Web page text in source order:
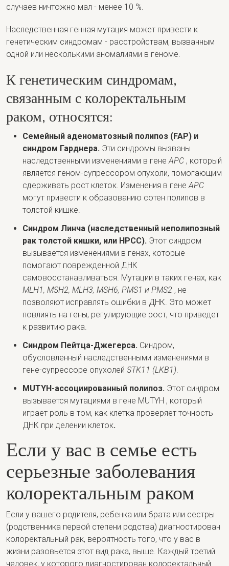
случаев ничтожно мал - менее 10 %.
Наследственная генная мутация может привести к
генетическим синдромам - расстройствам, вызванным
одной или несколькими аномалиями в геноме.
К генетическим синдромам,
связанным с колоректальным
раком, относятся:
Семейный аденоматозный полипоз (FAP) и
синдром Гарднера. Эти синдромы вызваны
наследственными изменениями в гене APC , который
является геном-супрессором опухоли, помогающим
сдерживать рост клеток. Изменения в гене APC
могут привести к образованию сотен полипов в
толстой кишке.
Синдром Линча (наследственный неполипозный
рак толстой кишки, или HPCC). Этот синдром
вызывается изменениями в генах, которые
помогают поврежденной ДНК
самовосстанавливаться. Мутации в таких генах, как
MLH1, MSH2, MLH3, MSH6, PMS1 и PMS2 , не
позволяют исправлять ошибки в ДНК. Это может
повлиять на гены, регулирующие рост, что приведет
к развитию рака.
Синдром Пейтца-Джегерса. Синдром,
обусловленный наследственными изменениями в
гене-супрессоре опухолей STK11 (LKB1).
MUTYH-ассоциированный полипоз. Этот синдром
вызывается мутациями в гене MUTYH , который
играет роль в том, как клетка проверяет точность
ДНК при делении клеток.
Если у вас в семье есть
серьезные заболевания
колоректальным раком
Если у вашего родителя, ребенка или брата или сестры
(родственника первой степени родства) диагностирован
колоректальный рак, вероятность того, что у вас в
жизни разовьется этот вид рака, выше. Каждый третий
человек, у которого диагностирован колоректальный